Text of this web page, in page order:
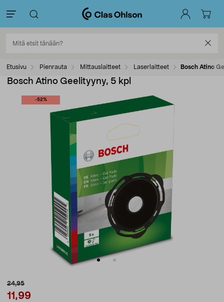
Etusivu Pienrauta Mittauslaitteet Laserlaitteet Bosch Atino
Bosch Atino Geelityyny, 5 kpl
-52%
24,95
11,99